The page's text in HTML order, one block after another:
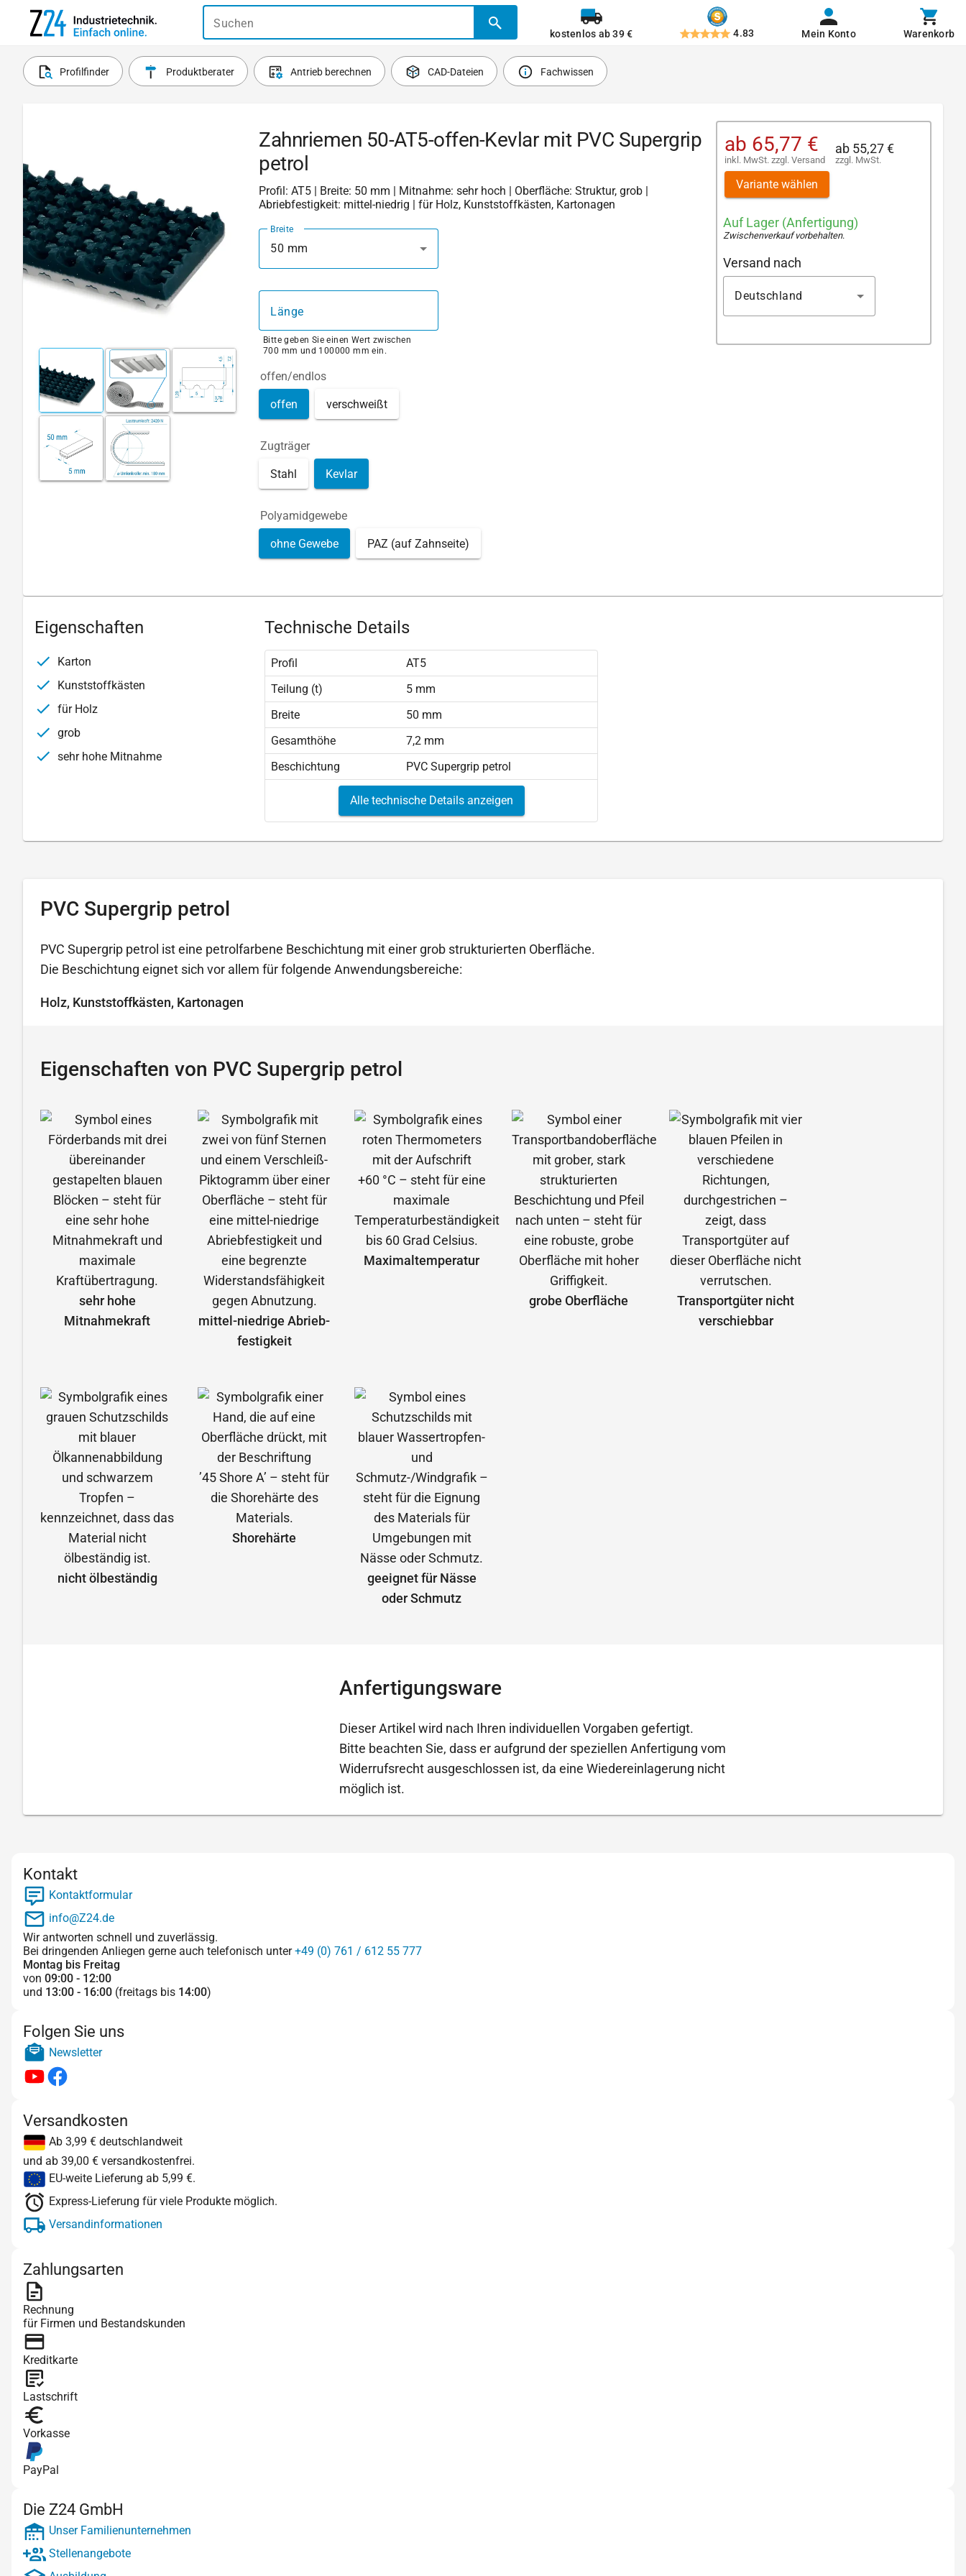
Suchen
kostenlos ab 39 € 4.83 Mein Konto Warenkorb
Profilfinder Produktberater Antrieb berechnen CAD-Dateien Fachwissen
Zahnriemen 50-AT5-offen-Kevlar mit PVC Supergrip
petrol
Profil: AT5 | Breite: 50 mm | Mitnahme: sehr hoch | Oberfläche: Struktur, grob |
Abriebfestigkeit: mittel-niedrig | für Holz, Kunststoffkästen, Kartonagen
Breite
50 mm
Länge
Bitte geben Sie einen Wert zwischen
700 mm und 100000 mm ein.
offen/endlos
offen verschweißt
Zugträger
Stahl Kevlar
Polyamidgewebe
ohne Gewebe PAZ (auf Zahnseite)
ab 65,77 €
inkl. MwSt. zzgl. Versand
ab 55,27 €
zzgl. MwSt.
Variante wählen
Auf Lager (Anfertigung)
Zwischenverkauf vorbehalten.
Versand nach
Deutschland
Eigenschaften
Karton
Kunststoffkästen
für Holz
grob
sehr hohe Mitnahme
Technische Details
Profil
AT5
Teilung (t)
5 mm
Breite
50 mm
Gesamthöhe
7,2 mm
Beschichtung
PVC Supergrip petrol
Alle technische Details anzeigen
PVC Supergrip petrol
PVC Supergrip petrol ist eine petrolfarbene Beschichtung mit einer grob strukturierten Oberfläche.
Die Beschichtung eignet sich vor allem für folgende Anwendungsbereiche:
Holz, Kunststoffkästen, Kartonagen
Eigenschaften von PVC Supergrip petrol
sehr hohe
Mitnahmekraft
mittel-niedrige Abrieb­
festigkeit
Maximal­temperatur
grobe Oberfläche
Transportgüter nicht
verschiebbar
nicht ölbeständig
Shorehärte
geeignet für Nässe
oder Schmutz
Anfertigungsware
Dieser Artikel wird nach Ihren individuellen Vorgaben gefertigt.
Bitte beachten Sie, dass er aufgrund der speziellen Anfertigung vom
Widerrufsrecht ausgeschlossen ist, da eine Wiedereinlagerung nicht
möglich ist.
Kontakt
Kontaktformular
info@Z24.de
Wir antworten schnell und zuverlässig.
Bei dringenden Anliegen gerne auch telefonisch unter+49 (0) 761 / 612 55 777
Montag bis Freitag
von 09:00 - 12:00
und 13:00 - 16:00 (freitags bis 14:00)
Folgen Sie uns
Newsletter
Versandkosten
Ab 3,99 € deutschlandweit
und ab 39,00 € versandkostenfrei.
EU-weite Lieferung ab 5,99 €.
Express-Lieferung für viele Produkte möglich.
Versandinformationen
Zahlungsarten
Rechnung
für Firmen und Bestandskunden
Kreditkarte
Lastschrift
Vorkasse
PayPal
Die Z24 GmbH
Unser Familienunternehmen
Stellenangebote